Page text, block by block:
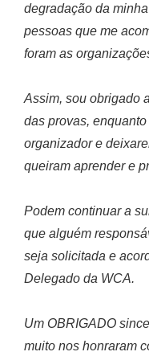
degradação da
pessoas que me
foram as
Assim, sou obrigado
das provas,
organizador e
queiram aprender e
Podem continuar a
que alguém
seja solicitada e
Delegado da WCA.
Um OBRIGADO
muito nos honraram